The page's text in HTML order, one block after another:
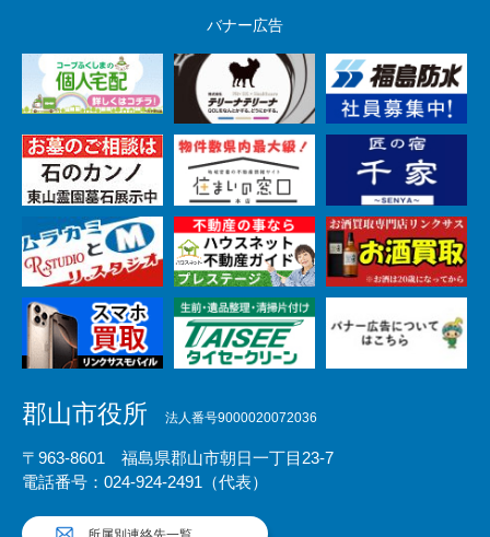
バナー広告
郡山市役所 法人番号9000020072036
〒963-8601 福島県郡山市朝日一丁目23-7
電話番号：024-924-2491（代表）